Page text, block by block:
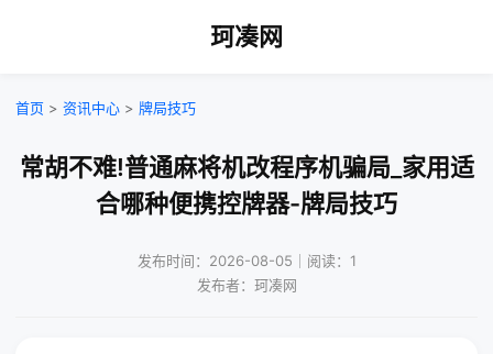
珂凑网
首页 > 资讯中心 > 牌局技巧
常胡不难!普通麻将机改程序机骗局_家用适
合哪种便携控牌器-牌局技巧
发布时间：2026-08-05｜阅读：1
发布者：珂凑网